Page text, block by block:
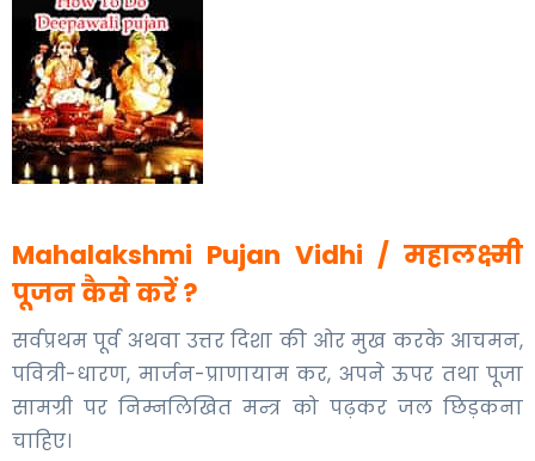
Mahalakshmi Pujan Vidhi / महालक्ष्मी
पूजन कैसे करें ?
सर्वप्रथम पूर्व अथवा उत्तर दिशा की ओर मुख करके आचमन,
पवित्री-धारण, मार्जन-प्राणायाम कर, अपने ऊपर तथा पूजा
सामग्री पर निम्नलिखित मन्त्र को पढ़कर जल छिड़कना
चाहिए।